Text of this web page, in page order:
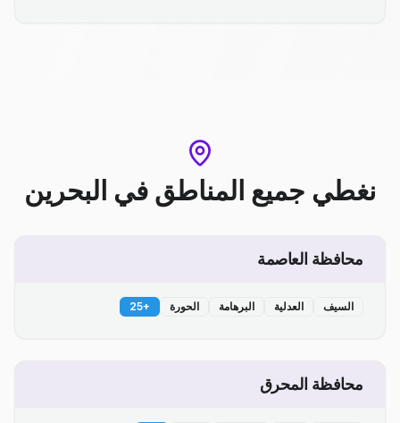
نغطي جميع المناطق في البحرين
محافظة العاصمة
السيف العدلية البرهامة الحورة +
25
محافظة المحرق